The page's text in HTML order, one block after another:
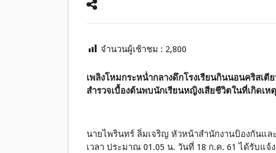
จำนวนผู้เช้าชม : 2,800
เพลิงโหมกระหน่ำกลางดึกโรงเรียนกินนอนคริสเ
สำรวจเบื้องต้นพบนักเรียนหญิงเสียชีวิตในที่เกิดเห
นายไพรินทร์ ลิ่มเจริญ หัวหน้าสำนักงานป้องกันแล
เวลา ประมาณ 01.05 น. วันที่ 18 ก.ค. 61 ได้รับแ